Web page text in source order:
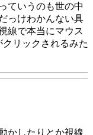
ていうのも世の中
っけわかんない具
線で本当にマウス
リックされるみた
かしたりとか視線